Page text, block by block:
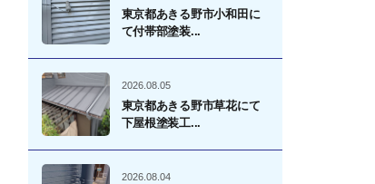
東京都あきる野市小和田に
て付帯部塗装...
2026.08.05
東京都あきる野市草花にて
下屋根塗装工...
2026.08.04